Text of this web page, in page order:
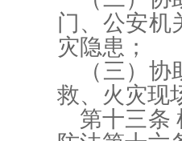
门、公安机
灾隐患；
（三）
救、火灾现
第十三条